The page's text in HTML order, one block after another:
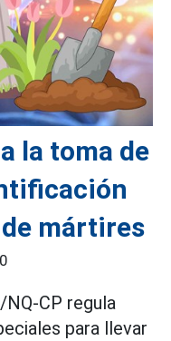
la toma de
mártires
CP regula
para llevar